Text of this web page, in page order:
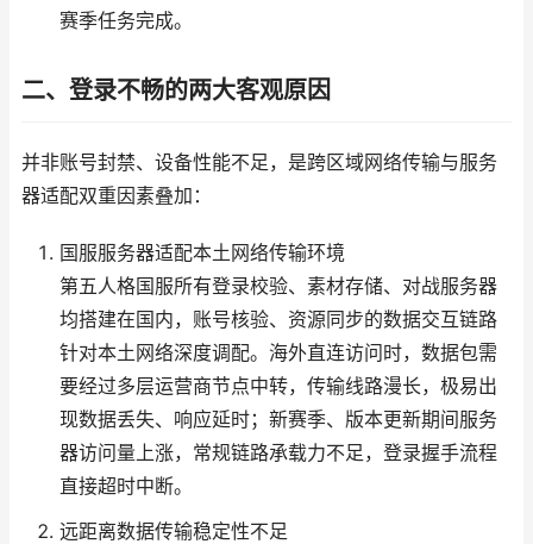
赛季任务完成。
二、登录不畅的两大客观原因
并非账号封禁、设备性能不足，是跨区域网络传输与服务
器适配双重因素叠加：
国服服务器适配本土网络传输环境
第五人格国服所有登录校验、素材存储、对战服务器
均搭建在国内，账号核验、资源同步的数据交互链路
针对本土网络深度调配。海外直连访问时，数据包需
要经过多层运营商节点中转，传输线路漫长，极易出
现数据丢失、响应延时；新赛季、版本更新期间服务
器访问量上涨，常规链路承载力不足，登录握手流程
直接超时中断。
远距离数据传输稳定性不足